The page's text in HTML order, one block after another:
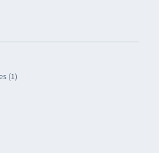
(1)